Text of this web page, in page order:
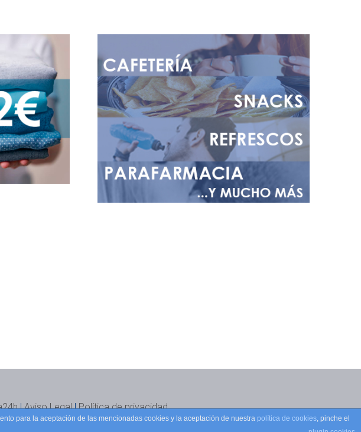
|Aviso Legal|Política de privacidad
para la aceptación de las mencionadas cookies y la aceptación de nuestra política de cookies, pinche el